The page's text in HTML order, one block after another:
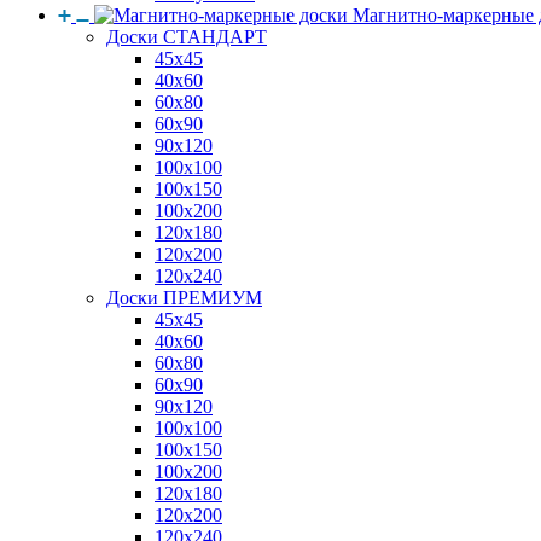
Магнитно-маркерные
Доски СТАНДАРТ
45x45
40x60
60x80
60x90
90x120
100x100
100x150
100x200
120x180
120x200
120x240
Доски ПРЕМИУМ
45x45
40x60
60x80
60x90
90x120
100x100
100x150
100x200
120x180
120x200
120x240